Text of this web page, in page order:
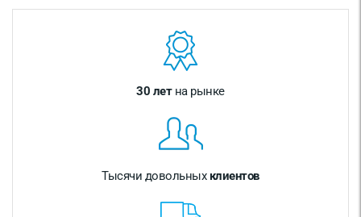
30 летна рынке
Тысячи довольных клиентов